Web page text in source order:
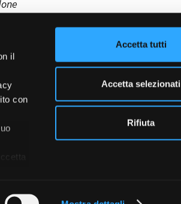
il
con
Accetta tutti
Accetta selezionati
Rifiuta
Credits